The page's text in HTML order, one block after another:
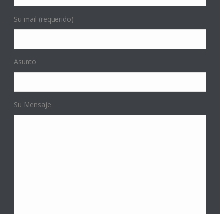
Su mail (requerido)
Asunto
Su Mensaje